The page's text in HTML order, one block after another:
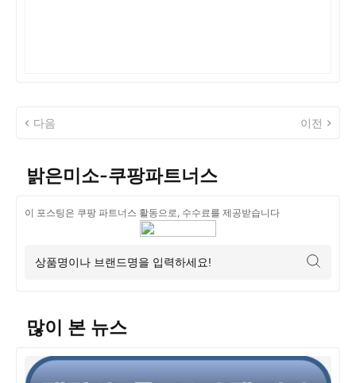
다음 이전
밝은미소-쿠팡파트너스
이 포스팅은 쿠팡 파트너스 활동으로, 수수료를 제공받습니다
많이 본 뉴스